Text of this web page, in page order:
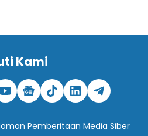
Kami
Pemberitaan Media Siber